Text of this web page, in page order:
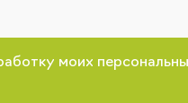
моих